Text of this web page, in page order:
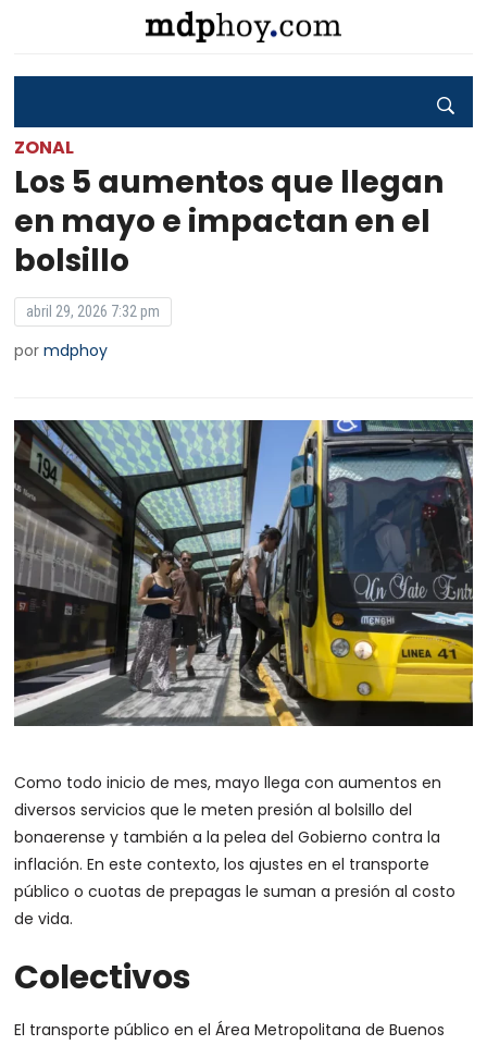
ZONAL
Los 5 aumentos que llegan
en mayo e impactan en el
bolsillo
abril 29, 2026 7:32 pm
pormdphoy
Como todo inicio de mes, mayo llega con aumentos en
diversos servicios que le meten presión al bolsillo del
bonaerense y también a la pelea del Gobierno contra la
inflación. En este contexto, los ajustes en el transporte
público o cuotas de prepagas le suman a presión al costo
de vida.
Colectivos
El transporte público en el Área Metropolitana de Buenos